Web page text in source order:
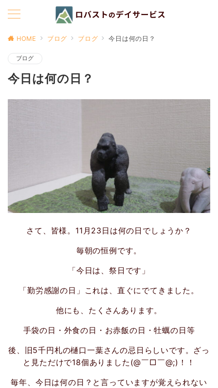
HOME ブログ ブログ 今日は何の日？
ブログ
今日は何の日？
さて、皆様。11月23日は何の日でしょうか？
毎朝の恒例です。
「今日は、祭日です」
「勤労感謝の日」これは、直ぐにでてきました。
他にも、たくさんあります。
手袋の日・外食の日・お赤飯の日・牡蠣の日等
後、旧5千円札の樋口一葉さんの忌日らしいです。ざっ
と見ただけで18個ありました(@￣□￣@;)！！
毎年、今日は何の日？と言っていますが覚えられない